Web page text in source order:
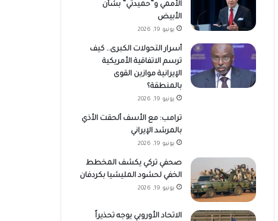
الأممي و”حميدتي” بشأن
الأبيض
يونيو 19, 2026
أسرار التحولات الكبرى.. كيف
ترسم الاتفاقية الأمريكية
الإيرانية موازين القوى
بالمنطقة؟
يونيو 19, 2026
ترامب: مع الأسف ألحقت الأذي
بالمرشد الإيراني
يونيو 19, 2026
صحفي تركي يكشف المخطط
الخفي لحشود المليشيا بكردفان
يونيو 19, 2026
الاتحاد الأوروبي يوجه تحذيراً